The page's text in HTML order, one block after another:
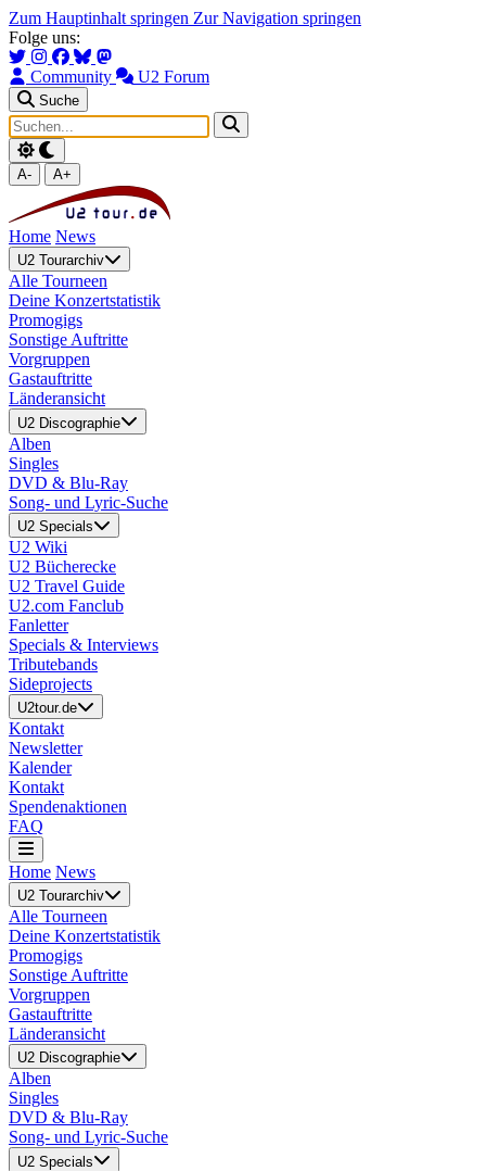
Zum Hauptinhalt springen Zur Navigation springen
Folge uns:
Community U2 Forum
Suche
A- A+
Home News
U2 Tourarchiv
Alle Tourneen
Deine Konzertstatistik
Promogigs
Sonstige Auftritte
Vorgruppen
Gastauftritte
Länderansicht
U2 Discographie
Alben
Singles
DVD & Blu-Ray
Song- und Lyric-Suche
U2 Specials
U2 Wiki
U2 Bücherecke
U2 Travel Guide
U2.com Fanclub
Fanletter
Specials & Interviews
Tributebands
Sideprojects
U2tour.de
Kontakt
Newsletter
Kalender
Kontakt
Spendenaktionen
FAQ
Home News
U2 Tourarchiv
Alle Tourneen
Deine Konzertstatistik
Promogigs
Sonstige Auftritte
Vorgruppen
Gastauftritte
Länderansicht
U2 Discographie
Alben
Singles
DVD & Blu-Ray
Song- und Lyric-Suche
U2 Specials